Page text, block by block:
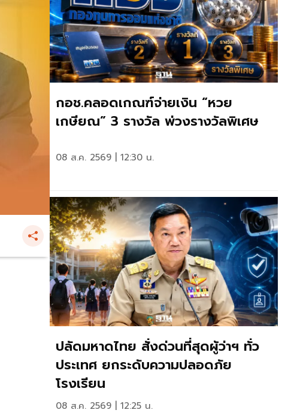
กอช.คลอดเกณฑ์จ่ายเงิน “หวย
เกษียณ” 3 รางวัล พ่วงรางวัลพิเศษ
08 ส.ค. 2569 | 12:30 น.
ปลัดมหาดไทย สั่งด่วนที่สุดผู้ว่าฯ ทั่ว
ประเทศ ยกระดับความปลอดภัย
โรงเรียน
08 ส.ค. 2569 | 12:25 น.